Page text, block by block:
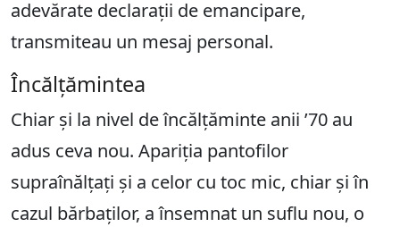
adevărate declarații de emancipare,
transmiteau un mesaj personal.
Încălțămintea
Chiar și la nivel de încălțăminte anii ’70 au
adus ceva nou. Apariția pantofilor
supraînălțați și a celor cu toc mic, chiar și în
cazul bărbaților, a însemnat un suflu nou, o